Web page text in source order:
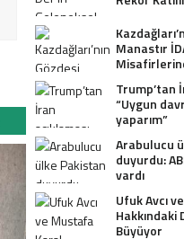
HOTEL
Manastır
Trump’tan
“Uygun
yaparım”
Arabulucu
duyurdu:
vardı
Ufuk Avcı
Hakkındaki
Büyüyor